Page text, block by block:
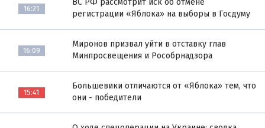
16:21
ВС РФ рассмотрит иск об отмене
регистрации «Яблока» на выборы в Госдуму
16:09
Миронов призвал уйти в отставку глав
Минпросвещения и Рособрнадзора
15:41
Большевики отличаются от «Яблока» тем, что
они - победители